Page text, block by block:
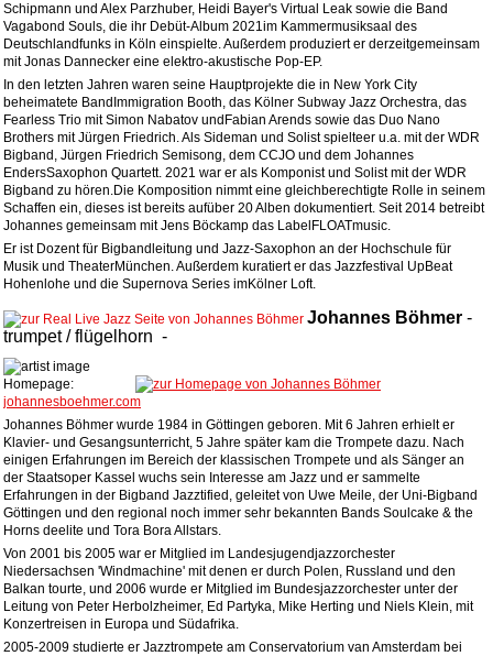
Schipmann und Alex Parzhuber, Heidi Bayer's Virtual Leak sowie die Band
Vagabond Souls, die ihr Debüt-Album 2021im Kammermusiksaal des
Deutschlandfunks in Köln einspielte. Außerdem produziert er derzeitgemeinsam
mit Jonas Dannecker eine elektro-akustische Pop-EP.
In den letzten Jahren waren seine Hauptprojekte die in New York City
beheimatete BandImmigration Booth, das Kölner Subway Jazz Orchestra, das
Fearless Trio mit Simon Nabatov undFabian Arends sowie das Duo Nano
Brothers mit Jürgen Friedrich. Als Sideman und Solist spielteer u.a. mit der WDR
Bigband, Jürgen Friedrich Semisong, dem CCJO und dem Johannes
EndersSaxophon Quartett. 2021 war er als Komponist und Solist mit der WDR
Bigband zu hören.Die Komposition nimmt eine gleichberechtigte Rolle in seinem
Schaffen ein, dieses ist bereits aufüber 20 Alben dokumentiert. Seit 2014 betreibt
Johannes gemeinsam mit Jens Böckamp das LabelFLOATmusic.
Er ist Dozent für Bigbandleitung und Jazz-Saxophon an der Hochschule für
Musik und TheaterMünchen. Außerdem kuratiert er das Jazzfestival UpBeat
Hohenlohe und die Supernova Series imKölner Loft.
Johannes Böhmer -
trumpet / flügelhorn -
Homepage:
johannesboehmer.com
Johannes Böhmer wurde 1984 in Göttingen geboren. Mit 6 Jahren erhielt er
Klavier- und Gesangsunterricht, 5 Jahre später kam die Trompete dazu. Nach
einigen Erfahrungen im Bereich der klassischen Trompete und als Sänger an
der Staatsoper Kassel wuchs sein Interesse am Jazz und er sammelte
Erfahrungen in der Bigband Jazztified, geleitet von Uwe Meile, der Uni-Bigband
Göttingen und den regional noch immer sehr bekannten Bands Soulcake & the
Horns deelite und Tora Bora Allstars.
Von 2001 bis 2005 war er Mitglied im Landesjugendjazzorchester
Niedersachsen 'Windmachine' mit denen er durch Polen, Russland und den
Balkan tourte, und 2006 wurde er Mitglied im Bundesjazzorchester unter der
Leitung von Peter Herbolzheimer, Ed Partyka, Mike Herting und Niels Klein, mit
Konzertreisen in Europa und Südafrika.
2005-2009 studierte er Jazztrompete am Conservatorium van Amsterdam bei